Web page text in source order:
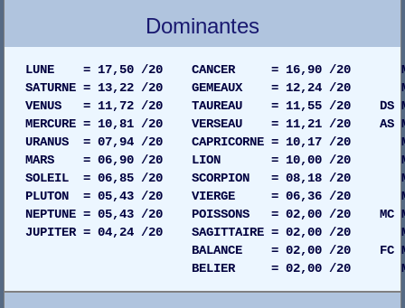
Dominantes
LUNE = 17,50 /20 CANCER = 16,90 /20
SATURNE = 13,22 /20 GEMEAUX = 12,24 /20
VENUS = 11,72 /20 TAUREAU = 11,55 /20 DS
MERCURE = 10,81 /20 VERSEAU = 11,21 /20 AS
URANUS = 07,94 /20 CAPRICORNE = 10,17 /20
MARS = 06,90 /20 LION = 10,00 /20
SOLEIL = 06,85 /20 SCORPION = 08,18 /20
PLUTON = 05,43 /20 VIERGE = 06,36 /20
NEPTUNE = 05,43 /20 POISSONS = 02,00 /20 MC
JUPITER = 04,24 /20 SAGITTAIRE = 02,00 /20
BALANCE = 02,00 /20 FC MAISON
BELIER = 02,00 /20 MAISON